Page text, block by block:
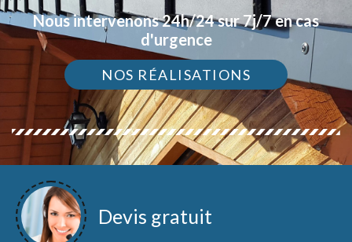
Nous intervenons 24h/24 sur 7j/7 en cas
d'urgence
NOS RÉALISATIONS
Devis gratuit